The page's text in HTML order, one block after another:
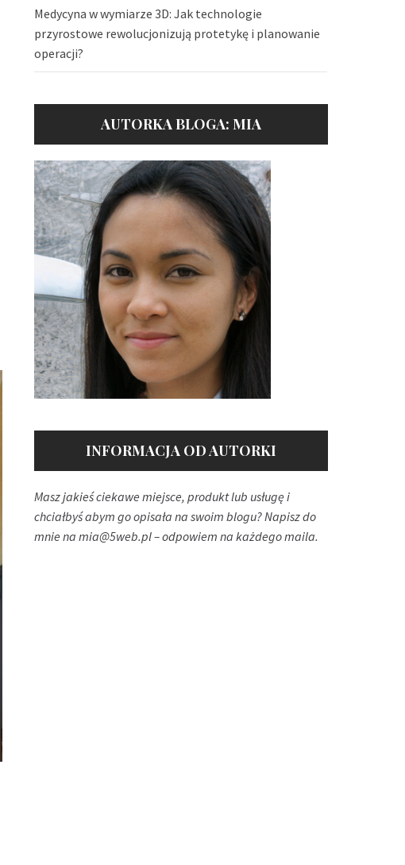
Medycyna w wymiarze 3D: Jak technologie
przyrostowe rewolucjonizują protetykę i planowanie
operacji?
AUTORKA BLOGA: MIA
INFORMACJA OD AUTORKI
Masz jakieś ciekawe miejsce, produkt lub usługę i
chciałbyś abym go opisała na swoim blogu? Napisz do
mnie na mia@5web.pl– odpowiem na każdego maila.